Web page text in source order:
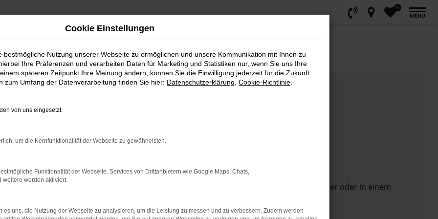
0
MENÜ
das Laden bestimmter Seiten verhindern. Funktioniert die Seite in einem anderen Browser oder in einem
Cookie Einstellungen
bestmögliche Nutzung unserer Webseite zu ermöglichen und unsere Kommunikation mit Ihnen zu
Ihre Präferenzen und verarbeiten Daten für Marketing und Statistiken nur, wenn Sie uns Ihre
späteren Zeitpunkt Ihre Meinung ändern, können Sie die Einwilligung jederzeit für die Zukunft
zum Umfang der Datenverarbeitung finden Sie hier: Datenschutzerklärung Cookie-Richtlinie
von uns eingesetzt:
um die Kernfunktionalität der Webseite zu gewährleisten.
Funktionalität der Webseite. Services von Drittanbietern wie Google Maps, Chats,
weitere werden aktiviert.
es uns, die Nutzung der Webseite zu analysieren, um die Leistung zu messen und zu verbessern. Zudem werden